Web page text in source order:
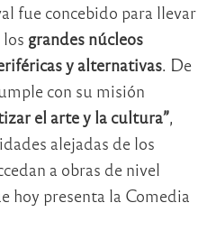
fue concebido para llevar
grandes núcleos
y alternativas. De
con su misión
el arte y la cultura”,
alejadas de los
a obras de nivel
hoy presenta la Comedia